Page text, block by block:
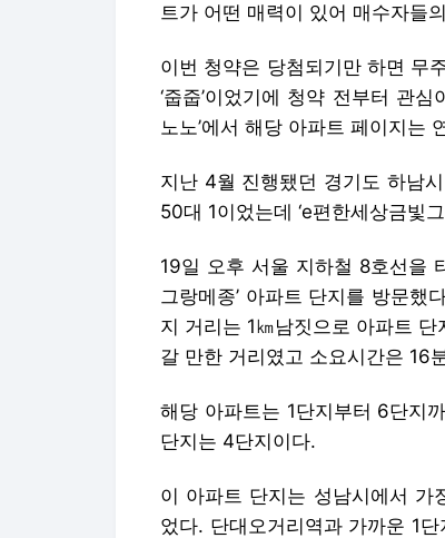
트가 어떤 매력이 있어 매수자들
이번 청약은 당첨되기만 하면 무
‘줍줍’이었기에 청약 전부터 관
노노’에서 해당 아파트 페이지는
지난 4월 진행됐던 경기도 하남
50대 1이었는데 ‘e편한세상금빛
19일 오후 서울 지하철 8호선을
그랑메종’ 아파트 단지를 방문했
지 거리는 1㎞남짓으로 아파트
갈 만한 거리였고 소요시간은 16
해당 아파트는 1단지부터 6단지
단지는 4단지이다.
이 아파트 단지는 성남시에서 가
었다. 단대오거리역과 가까운 1